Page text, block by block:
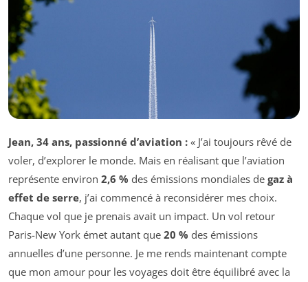
Jean, 34 ans, passionné d’aviation : « J’ai toujours rêvé de
voler, d’explorer le monde. Mais en réalisant que l’aviation
représente environ 2,6 % des émissions mondiales de gaz à
effet de serre, j’ai commencé à reconsidérer mes choix.
Chaque vol que je prenais avait un impact. Un vol retour
Paris-New York émet autant que 20 % des émissions
annuelles d’une personne. Je me rends maintenant compte
que mon amour pour les voyages doit être équilibré avec la